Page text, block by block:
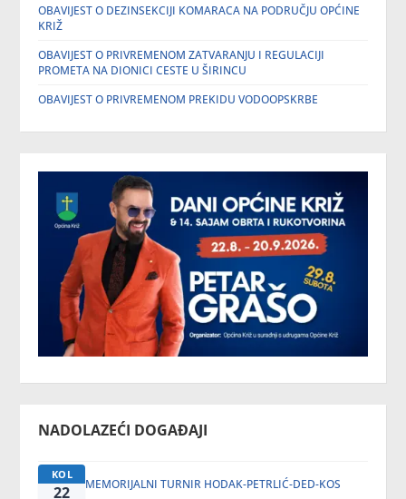
OBAVIJEST O DEZINSEKCIJI KOMARACA NA PODRUČJU OPĆINE
KRIŽ
OBAVIJEST O PRIVREMENOM ZATVARANJU I REGULACIJI
PROMETA NA DIONICI CESTE U ŠIRINCU
OBAVIJEST O PRIVREMENOM PREKIDU VODOOPSKRBE
NADOLAZEĆI DOGAĐAJI
KOL
22 MEMORIJALNI TURNIR HODAK-PETRLIĆ-DED-KOS